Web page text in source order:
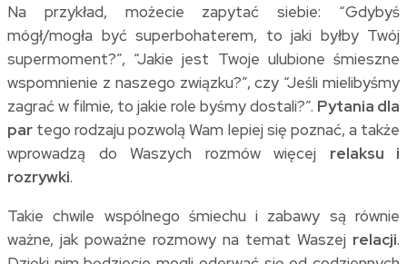
Na przykład, możecie zapytać siebie: “Gdybyś
mógł/mogła być superbohaterem, to jaki byłby Twój
supermoment?”, “Jakie jest Twoje ulubione śmieszne
wspomnienie z naszego związku?”, czy “Jeśli mielibyśmy
zagrać w filmie, to jakie role byśmy dostali?”. Pytania dla
par tego rodzaju pozwolą Wam lepiej się poznać, a także
wprowadzą do Waszych rozmów więcej relaksu i
rozrywki.
Takie chwile wspólnego śmiechu i zabawy są równie
ważne, jak poważne rozmowy na temat Waszej relacji.